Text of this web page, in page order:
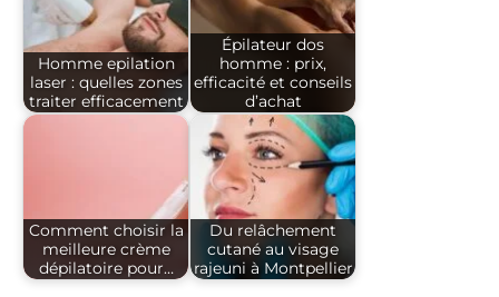
Homme epilation
laser : quelles zones
traiter efficacement
Épilateur dos
homme : prix,
efficacité et conseils
d’achat
Comment choisir la
meilleure crème
dépilatoire pour…
Du relâchement
cutané au visage
rajeuni à Montpellier